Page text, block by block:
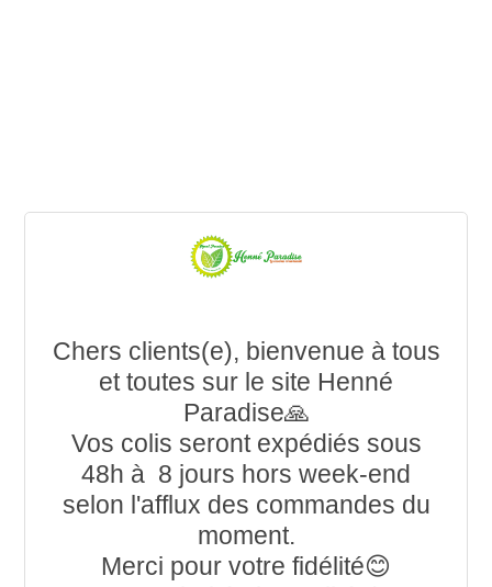
Chers clients(e), bienvenue à tous
et toutes sur le site Henné
Paradise🙏
Vos colis seront expédiés sous
48h à 8 jours hors week-end
selon l'afflux des commandes du
moment.
Merci pour votre fidélité😊